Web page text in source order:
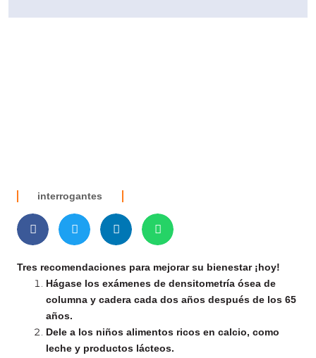
interrogantes
Tres recomendaciones para mejorar su bienestar ¡hoy!
Hágase los exámenes de densitometría ósea de
columna y cadera cada dos años después de los 65
años.
Dele a los niños alimentos ricos en calcio, como
leche y productos lácteos.